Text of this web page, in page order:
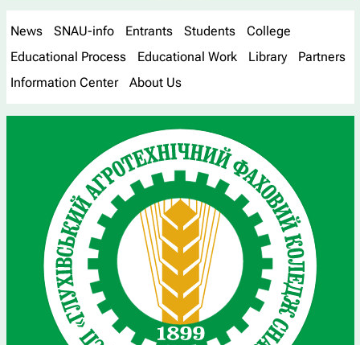
News SNAU-info Entrants Students
College
Educational Process
Educational Work Library
Partners
Information Center
About Us